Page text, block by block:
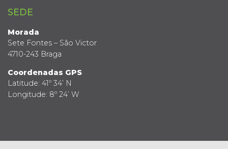
SEDE
Morada
Sete Fontes – São Victor
4710-243 Braga
Coordenadas GPS
Latitude: 41º 34’ N
Longitude: 8º 24’ W